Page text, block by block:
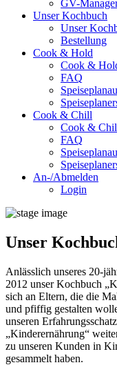
GV-
Unser Kochbuch
Unser
Bestellung
Cook & Hold
Cook &
FAQ
Cook & Chill
Cook &
FAQ
An-/Abmelden
Login
Unser
Anlässlich unseres 20-
2012 unser Kochbuch
sich an Eltern, die die
und pfiffig gestalten
unseren Erfahrungsschatz
„Kinderernährung“
zu unseren Kunden in
gesammelt haben.